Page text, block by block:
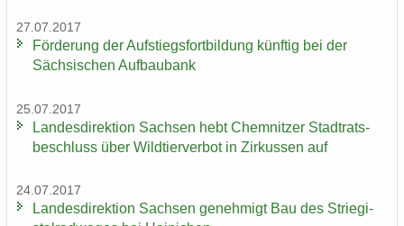
27.07.2017
För­de­rung der Auf­stiegs­fort­bil­dung künf­tig bei der
Säch­si­schen Auf­bau­bank
25.07.2017
Lan­des­di­rek­ti­on Sach­sen hebt Chem­nit­zer Stadt­rats­
be­schluss über Wild­tier­ver­bot in Zir­kus­sen auf
24.07.2017
Lan­des­di­rek­ti­on Sach­sen ge­neh­migt Bau des Strie­gi­